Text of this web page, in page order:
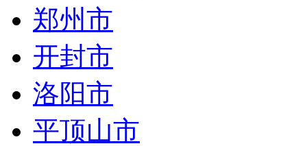
郑州市
开封市
洛阳市
平顶山市